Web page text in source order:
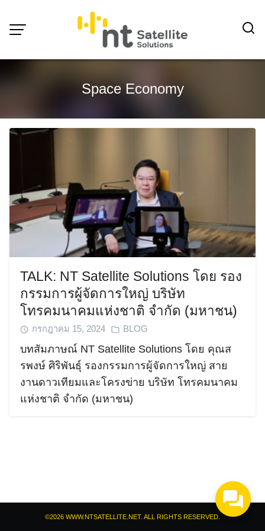
Search
for:
Search
Space Economy
TALK: NT Satellite Solutions โดย รอง
กรรมการผู้จัดการใหญ่ บริษัท
โทรคมนาคมแห่งชาติ จำกัด (มหาชน)
กรกฎาคม 15, 2024 BLOG
บทสัมภาษณ์ NT Satellite Solutions โดย คุณส
รพงษ์ ศิริพันธุ์ รองกรรมการผู้จัดการใหญ่ สาย
งานดาวเทียมและโครงข่าย บริษัท โทรคมนาคม
แห่งชาติ จำกัด (มหาชน)
©2026 WWW.NTSATELLITE.NET. ALL RIGHTS RESERVED.